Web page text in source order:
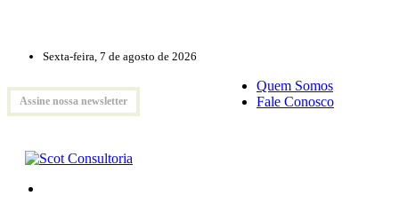
Sexta-feira, 7 de agosto de 2026
Assine nossa newsletter
Quem Somos
Fale Conosco